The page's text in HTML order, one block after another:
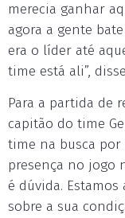
merecia ganhar
agora a gente
era o líder até
time está ali”,
Para a partida de
capitão do time
time na busca por
presença no jogo
é dúvida.
sobre a sua